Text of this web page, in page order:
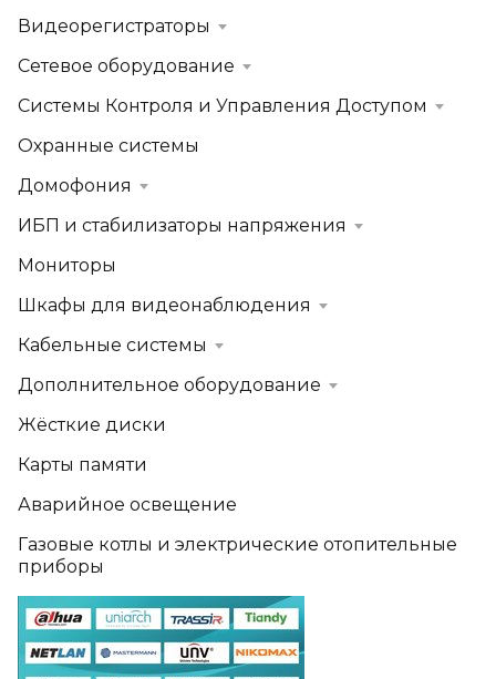
Видеорегистраторы
Сетевое оборудование
Системы Контроля и Управления Доступом
Охранные системы
Домофония
ИБП и стабилизаторы напряжения
Мониторы
Шкафы для видеонаблюдения
Кабельные системы
Дополнительное оборудование
Жёсткие диски
Карты памяти
Аварийное освещение
Газовые котлы и электрические отопительные
приборы